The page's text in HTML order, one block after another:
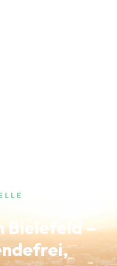
Bielefeld –